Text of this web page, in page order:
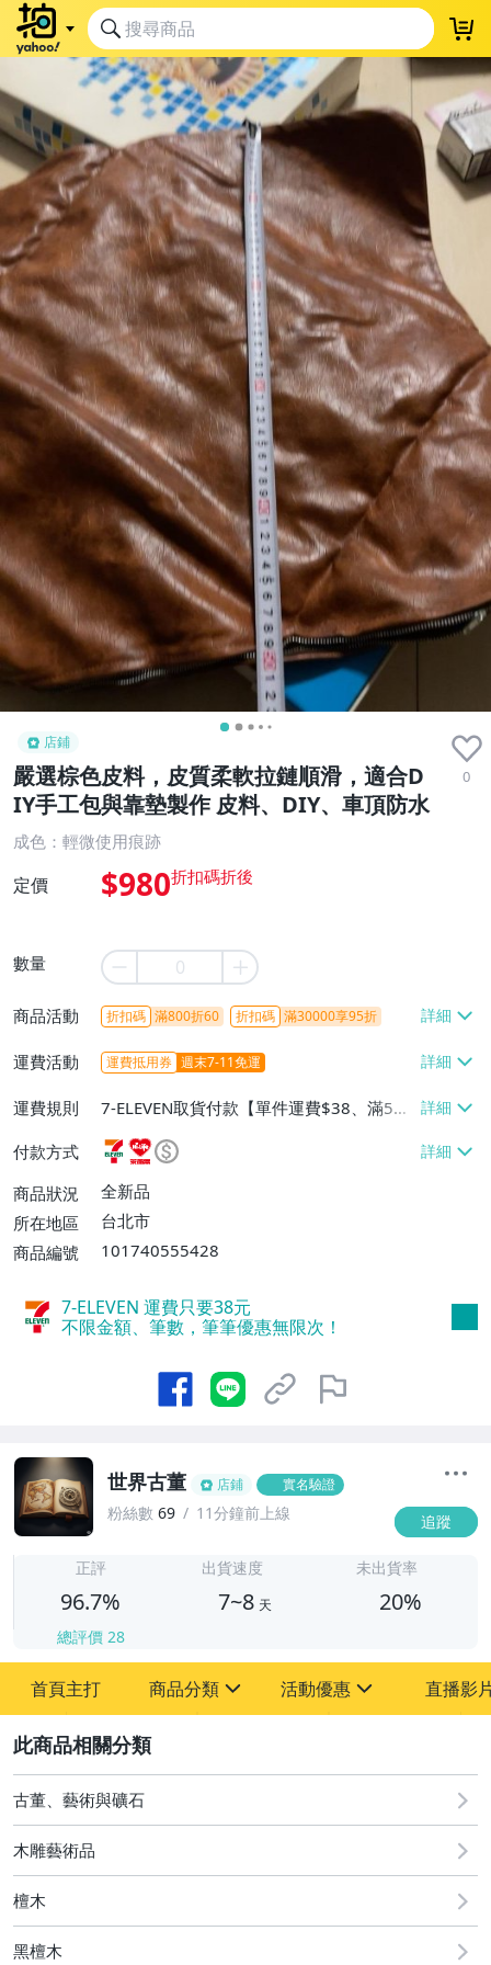
店鋪
嚴選棕色皮料，皮質柔軟拉鏈順滑，適合D
IY手工包與靠墊製作 皮料、DIY、車頂防水
0
成色：輕微使用痕跡
定價 $980
數量
商品活動 折扣碼 滿800折60 折扣碼 滿30000享95折
運費活動 運費抵用券 週末7-11免運
運費規則
7-ELEVEN取貨付款【單件運費$38、滿5件
或消費滿$1298免運費】、7-ELEVEN取貨
不付款【免運費】、萊爾富取貨付款【單件
運費$60、滿5件或消費滿$1298免運
費】、宅配/貨運【單件運費$120、滿5件
付款方式
商品狀況
全新品
所在地區
台北市
商品編號
101740555428
7-ELEVEN 運費只要38元
不限金額、筆數，筆筆優惠無限次！
世界古董 店鋪 實名驗證
粉絲數 69 11分鐘前上線 追蹤
正評
96.7%
總評價 28
出貨速度
7~8 天
未出貨率
20%
首頁主打 商品分類
其它
活動優惠
[全店] 粉絲專享
[全店] 周年慶
直播影
古董、藝術與礦石
木雕藝術品
檀木
黑檀木